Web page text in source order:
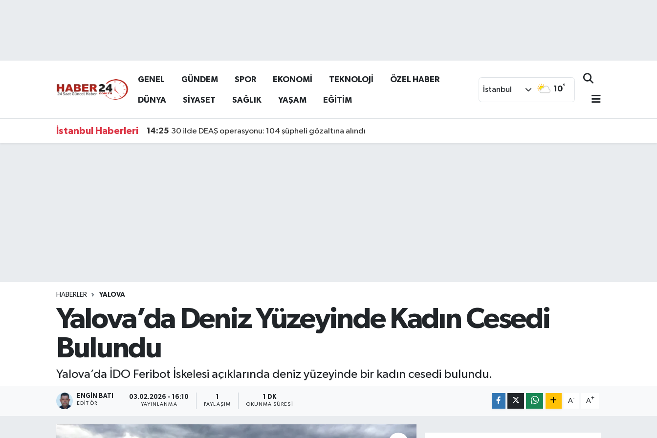
GENEL GÜNDEM SPOR EKONOMİ TEKNOLOJİ ÖZEL HABER
DÜNYA SİYASET SAĞLIK YAŞAM EĞİTİM
İstanbul 10°
İstanbul Haberleri 14:25 30 ilde DEAŞ operasyonu: 104 şüpheli gözaltına alındı
HABERLER YALOVA
Yalova’da Deniz Yüzeyinde Kadın Cesedi
Bulundu
Yalova’da İDO Feribot İskelesi açıklarında deniz yüzeyinde bir kadın cesedi bulundu.
ENGIN BATI
EDITÖR
03.02.2026 - 16:10
YAYINLANMA PAYLAŞIM
1 DK
OKUNMA SÜRESI
A- A+
Namaz Vakitleri
Süper Lig Puan Durumu ve Fikstür